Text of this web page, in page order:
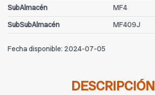
SubAlmacén
MF4
SubSubAlmacén
MF409J
Fecha disponible: 2024-07-05
DESCRIPCIÓN